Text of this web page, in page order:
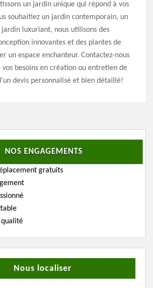
un jardin unique qui répond à vos
souhaitiez un jardin contemporain, un
luxuriant, nous utilisons des
innovantes et des plantes de
un espace enchanteur. Contactez-nous
besoins en création ou entretien de
devis personnalisé et bien détaillé!
NOS ENGAGEMENTS
gratuits
qualité
Nous localiser